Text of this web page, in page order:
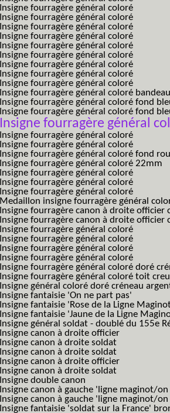
Insigne fourragère général coloré
Insigne fourragère général coloré
Insigne fourragère général coloré
Insigne fourragère général coloré
Insigne fourragère général coloré
Insigne fourragère général coloré
Insigne fourragère général coloré
Insigne fourragère général coloré
Insigne fourragère général coloré
Insigne fourragère général coloré
Insigne fourragère général coloré fond
Insigne fourragère général coloré fond
Insigne fourragère général
Insigne fourragère général coloré
Insigne fourragère général coloré
Insigne fourragère général coloré fond
Insigne fourragère général coloré 22mm
Insigne fourragère général coloré
Insigne fourragère général coloré
Insigne fourragère général coloré
Medaillon insigne fourragère général
Insigne fourragère canon à droite
Insigne fourragère canon à droite
Insigne fourragère général coloré
Insigne fourragère général coloré
Insigne fourragère général coloré
Insigne fourragère général coloré
Insigne fourragère général coloré doré
Insigne fourragère général coloré toit
Insigne général coloré doré créneau
Insigne fantaisie 'On ne part pas'
Insigne fantaisie 'Rose de la Ligne
Insigne fantaisie 'Jaune de la Ligne
Insigne général soldat - doublé du 155e
Insigne canon à droite officier
Insigne canon à droite soldat
Insigne canon à droite soldat
Insigne canon à droite officier
Insigne canon à droite soldat
Insigne double canon
Insigne canon à gauche 'ligne maginot/
Insigne canon à gauche 'ligne maginot/
Insigne fantaisie 'soldat sur la France'